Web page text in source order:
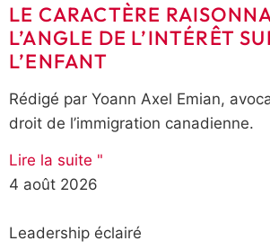
LE CARACTÈRE
L’ANGLE DE L’INTÉRÊT
L’ENFANT
Rédigé par Yoann Axel Emian,
droit de l’immigration canadienne.
Lire la suite "
4 août 2026
Leadership éclairé